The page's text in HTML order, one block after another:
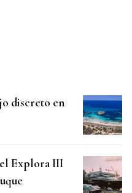
discreto en
Explora III